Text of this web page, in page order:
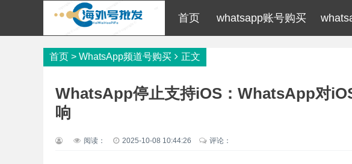
首页 whatsapp账号购买
首页 > WhatsApp频道号购买 正文
WhatsApp停止支持iOS：WhatsApp对
响
阅读： 2025-10-08 10:44:26 评论：